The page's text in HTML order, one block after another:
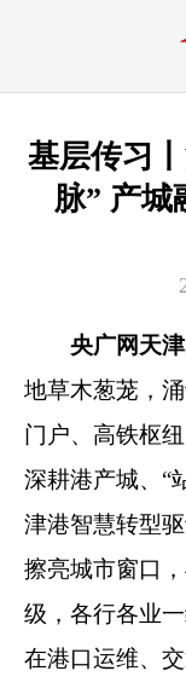
基层传习
脉” 产城
央广网天
地草木葱茏，
门户、高铁枢
深耕港产城、“
津港智慧转型
擦亮城市窗口
级，各行各业
在港口运维、